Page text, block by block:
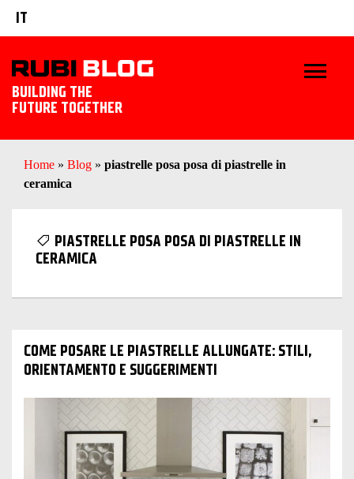
IT
BUILDING THE
FUTURE TOGETHER
BLOG
IDEE E PROGETTI
Home » Blog » piastrelle posa posa di piastrelle in
ceramica
PIASTRELLE POSA POSA DI PIASTRELLE IN
CERAMICA
COME POSARE LE PIASTRELLE ALLUNGATE: STILI,
ORIENTAMENTO E SUGGERIMENTI